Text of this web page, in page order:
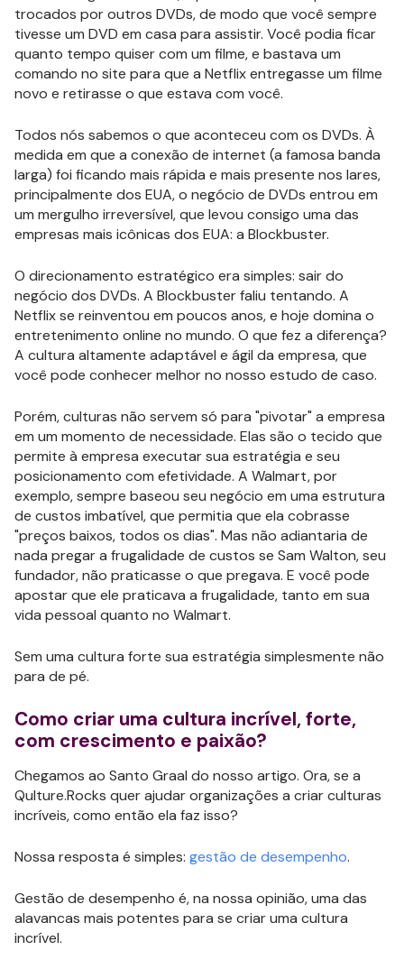
trocados por outros DVDs, de modo que você sempre
tivesse um DVD em casa para assistir. Você podia ficar
quanto tempo quiser com um filme, e bastava um
comando no site para que a Netflix entregasse um filme
novo e retirasse o que estava com você.
Todos nós sabemos o que aconteceu com os DVDs. À
medida em que a conexão de internet (a famosa banda
larga) foi ficando mais rápida e mais presente nos lares,
principalmente dos EUA, o negócio de DVDs entrou em
um mergulho irreversível, que levou consigo uma das
empresas mais icônicas dos EUA: a Blockbuster.
O direcionamento estratégico era simples: sair do
negócio dos DVDs. A Blockbuster faliu tentando. A
Netflix se reinventou em poucos anos, e hoje domina o
entretenimento online no mundo. O que fez a diferença?
A cultura altamente adaptável e ágil da empresa, que
você pode conhecer melhor no nosso estudo de caso.
Porém, culturas não servem só para "pivotar" a empresa
em um momento de necessidade. Elas são o tecido que
permite à empresa executar sua estratégia e seu
posicionamento com efetividade. A Walmart, por
exemplo, sempre baseou seu negócio em uma estrutura
de custos imbatível, que permitia que ela cobrasse
"preços baixos, todos os dias". Mas não adiantaria de
nada pregar a frugalidade de custos se Sam Walton, seu
fundador, não praticasse o que pregava. E você pode
apostar que ele praticava a frugalidade, tanto em sua
vida pessoal quanto no Walmart.
Sem uma cultura forte sua estratégia simplesmente não
para de pé.
Como criar uma cultura incrível, forte,
com crescimento e paixão?
Chegamos ao Santo Graal do nosso artigo. Ora, se a
Qulture.Rocks quer ajudar organizações a criar culturas
incríveis, como então ela faz isso?
Nossa resposta é simples: gestão de desempenho.
Gestão de desempenho é, na nossa opinião, uma das
alavancas mais potentes para se criar uma cultura
incrível.